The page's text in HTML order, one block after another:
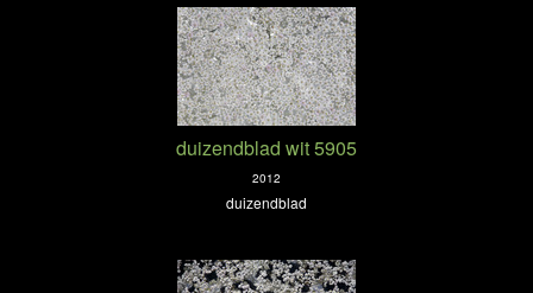
duizendblad wit 5905
2012
duizendblad